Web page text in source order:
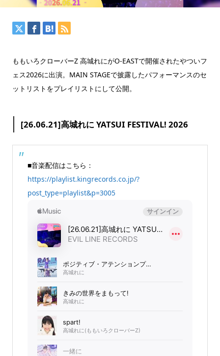
ももいろクローバーZ 高城れにがO-EASTで開催されたやついフ
ェス2026に出演。MAIN STAGEで披露したパフォーマンスのセ
ットリストをプレイリストにして公開。
[26.06.21]高城れに YATSUI FESTIVAL! 2026
■音楽配信はこちら：
https://playlist.kingrecords.co.jp/?
post_type=playlist&p=3005